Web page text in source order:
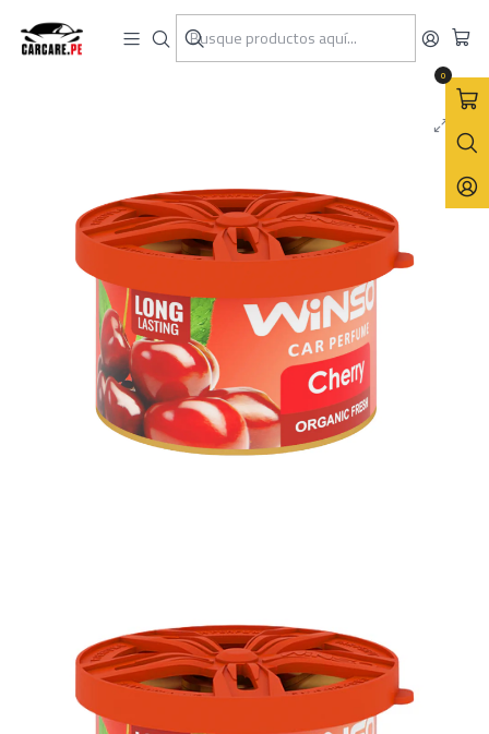
0
Inicio Aromatizadores Orgánico
Aromatizador Organic Fresh Cherry 40g